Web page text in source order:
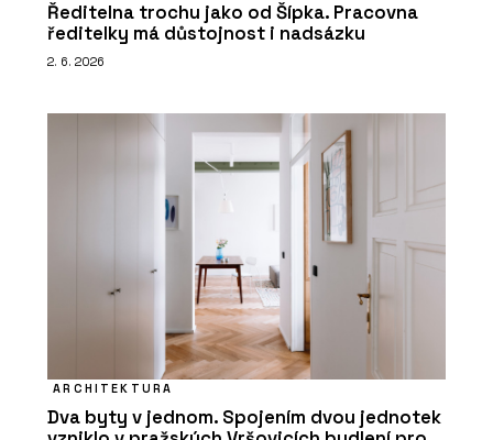
Ředitelna trochu jako od Šípka. Pracovna
ředitelky má důstojnost i nadsázku
2. 6. 2026
ARCHITEKTURA
Dva byty v jednom. Spojením dvou jednotek